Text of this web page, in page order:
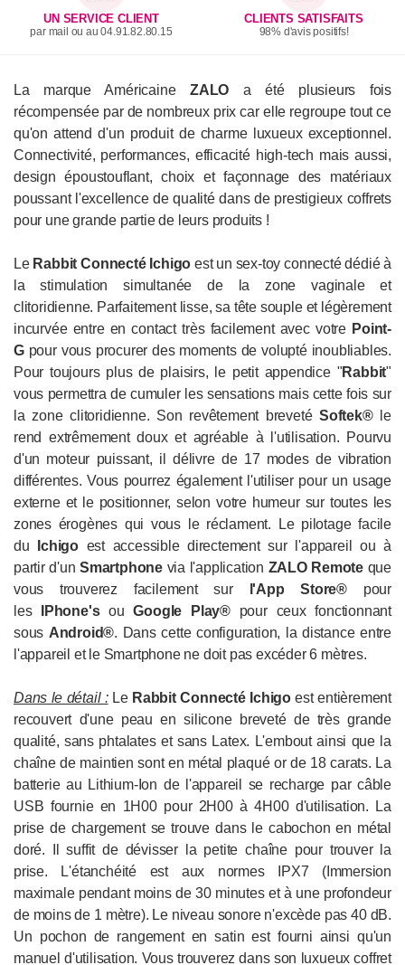
UN SERVICE CLIENT
par mail ou au 04.91.82.80.15
CLIENTS SATISFAITS
98% d'avis positifs!
La marque AméricaineZALO a été plusieurs fois
récompensée par de nombreux prix car elle regroupe tout ce
qu'on attend d'un produit de charme luxueux exceptionnel.
Connectivité, performances, efficacité high-tech mais aussi,
design époustouflant, choix et façonnage des matériaux
poussant l'excellence de qualité dans de prestigieux coffrets
pour une grande partie de leurs produits !
Le Rabbit Connecté Ichigo est un sex-toy connecté dédié à
la stimulation simultanée de la zone vaginale et
clitoridienne. Parfaitement lisse, sa tête souple et légèrement
incurvée entre en contact très facilement avec votre Point-
Gpour vous procurer des moments de volupté inoubliables.
Pour toujours plus de plaisirs, le petit appendice "Rabbit"
vous permettra de cumuler les sensations mais cette fois sur
la zone clitoridienne. Son revêtement brevetéSoftek®le
rend extrêmement doux et agréable à l'utilisation. Pourvu
d'un moteur puissant, il délivre de 17 modes de vibration
différentes. Vous pourrez également l'utiliser pour un usage
externe et le positionner, selon votre humeur sur toutes les
zones érogènes qui vous le réclament. Le pilotage facile
du
Ichigoest accessible directement sur l'appareil ou à
partir d'unSmartphone via l'application ZALO Remote que
vous trouverez facilement sur
l'App Store® pour
lesIPhone'sou Google Play® pour ceux fonctionnant
sous Android®. Dans cette configuration, la distance entre
l'appareil et le Smartphone ne doit pas excéder 6 mètres.
Dans le détail :Le RabbitConnecté Ichigoest entièrement
recouvert d'une peau en silicone breveté de très grande
qualité, sans phtalates et sans Latex. L'embout ainsi que la
chaîne de maintien sont en métal plaqué or de 18 carats. La
batterie au Lithium-Ion de l'appareil se recharge par câble
USB fournie en 1H00 pour 2H00 à 4H00 d'utilisation. La
prise de chargement se trouve dans le cabochon en métal
doré. Il suffit de dévisser la petite chaîne pour trouver la
prise. L'étanchéité est aux normes IPX7 (Immersion
maximale pendant moins de 30 minutes et à une profondeur
de moins de 1 mètre). Le niveau sonore n'excède pas 40 dB.
Un pochon de rangement en satin est fourni ainsi qu'un
manuel d'utilisation. Vous trouverez dans son luxueux coffret